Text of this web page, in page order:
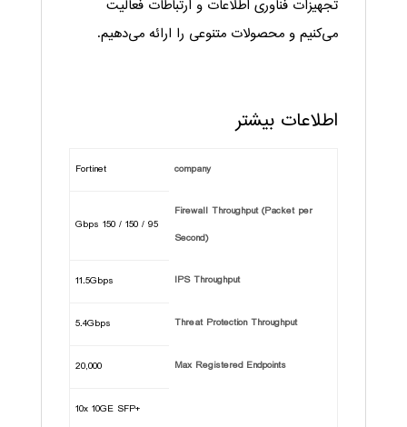
تجهیزات فناوری اطلاعات و ارتباطات فعالیت
می‌کنیم و محصولات متنوعی را ارائه می‌دهیم.
اطلاعات بیشتر
company
Fortinet
Firewall Throughput (Packet per
Second)
95 / 150 / 150 Gbps
IPS Throughput
11.5Gbps
Threat Protection Throughput
5.4Gbps
Max Registered Endpoints
20,000
+10x 10GE SFP